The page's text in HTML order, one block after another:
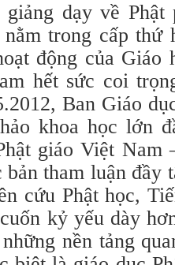
dạy về Phật
trong cấp thứ
động của Giáo
hết sức coi
Ban Giáo
khoa học lớn
giáo Việt
tham luận đầy
cứu Phật học,
kỷ yếu dày
nền tảng